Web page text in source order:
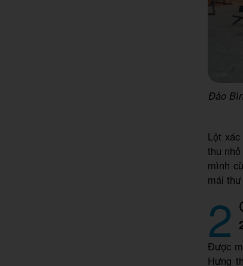
Đảo
Lột
thu
mình
mái
2
Được
Hưng